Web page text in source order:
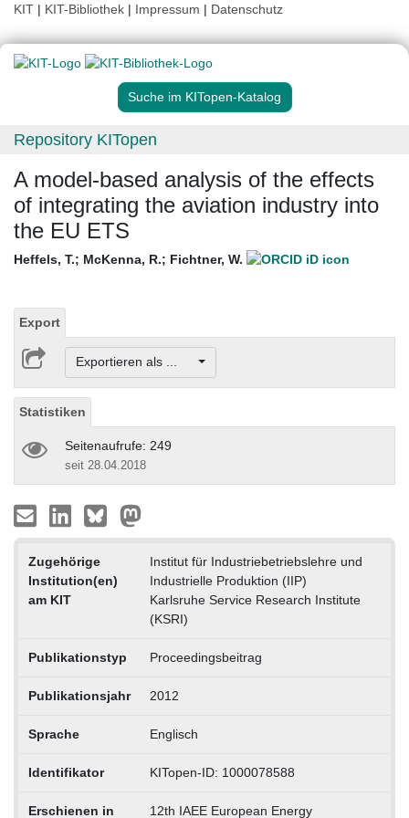
KIT | KIT-Bibliothek | Impressum | Datenschutz
Suche im KITopen-Katalog
Repository KITopen
A model-based analysis of the effects
of integrating the aviation industry into
the EU ETS
Heffels, T.; McKenna, R.; Fichtner, W.
Export
Exportieren als ...
Statistiken
Seitenaufrufe: 249
seit 28.04.2018
Zugehörige
Institution(en)
am KIT
Institut für Industriebetriebslehre und
Industrielle Produktion (IIP)
Karlsruhe Service Research Institute
(KSRI)
Publikationstyp Proceedingsbeitrag
Publikationsjahr 2012
Sprache Englisch
Identifikator KITopen-ID: 1000078588
Erschienen in 12th IAEE European Energy